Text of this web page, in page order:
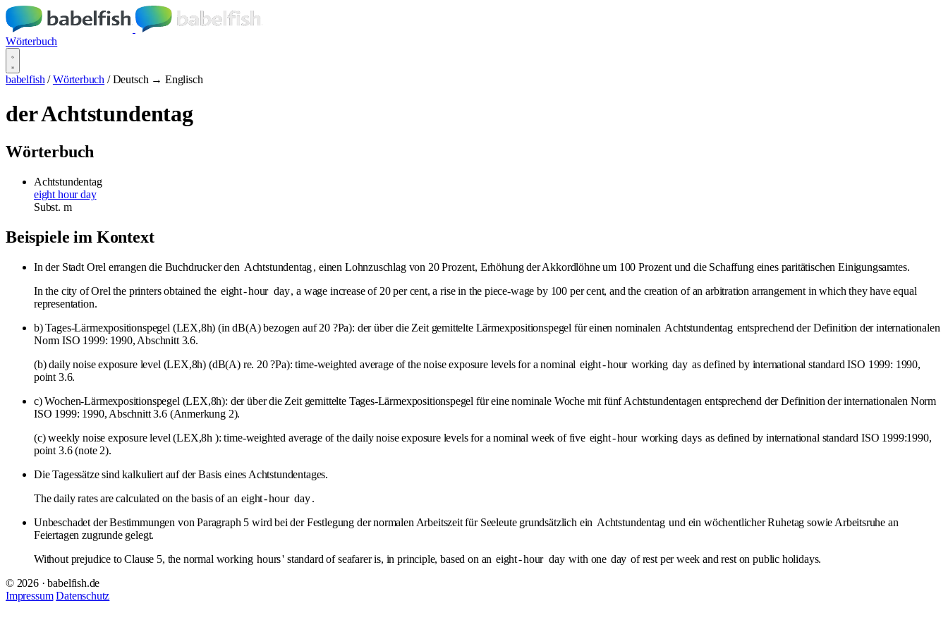
Wörterbuch
babelfish / Wörterbuch / Deutsch → Englisch
der Achtstundentag
Wörterbuch
Achtstundentag
eight hour day
Subst. m
Beispiele im Kontext
In der Stadt Orel errangen die Buchdrucker den Achtstundentag, einen Lohnzuschlag von 20 Prozent, Erhöhung der Akkordlöhne um 100 Prozent und die Schaffung eines paritätischen Einigungsamtes.
In the city of Orel the printers obtained the eight-hour day, a wage increase of 20 per cent, a rise in the piece-wage by 100 per cent, and the creation of an arbitration arrangement in which they have equal
representation.
b) Tages-Lärmexpositionspegel (LEX,8h) (in dB(A) bezogen auf 20 ?Pa): der über die Zeit gemittelte Lärmexpositionspegel für einen nominalen Achtstundentag entsprechend der Definition der internationalen
Norm ISO 1999: 1990, Abschnitt 3.6.
(b) daily noise exposure level (LEX,8h) (dB(A) re. 20 ?Pa): time-weighted average of the noise exposure levels for a nominal eight-hour working day as defined by international standard ISO 1999: 1990,
point 3.6.
c) Wochen-Lärmexpositionspegel (LEX,8h): der über die Zeit gemittelte Tages-Lärmexpositionspegel für eine nominale Woche mit fünf Achtstundentagen entsprechend der Definition der internationalen Norm
ISO 1999: 1990, Abschnitt 3.6 (Anmerkung 2).
(c) weekly noise exposure level (LEX,8h ): time-weighted average of the daily noise exposure levels for a nominal week of five eight-hour working days as defined by international standard ISO 1999:1990,
point 3.6 (note 2).
Die Tagessätze sind kalkuliert auf der Basis eines Achtstundentages.
The daily rates are calculated on the basis of an eight-hour day.
Unbeschadet der Bestimmungen von Paragraph 5 wird bei der Festlegung der normalen Arbeitszeit für Seeleute grundsätzlich ein Achtstundentag und ein wöchentlicher Ruhetag sowie Arbeitsruhe an
Feiertagen zugrunde gelegt.
Without prejudice to Clause 5, the normal working hours' standard of seafarer is, in principle, based on an eight-hour day with one day of rest per week and rest on public holidays.
© 2026 · babelfish.de
Impressum Datenschutz